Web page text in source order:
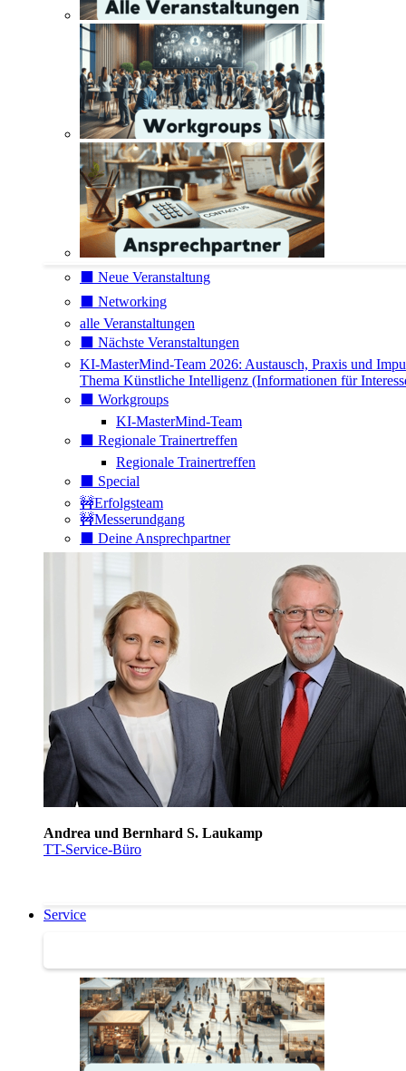
⬛️ Neue Veranstaltung
⬛️ Networking
alle Veranstaltungen
⬛️ Nächste Veranstaltungen
KI-MasterMind-Team 2026: Austausch, Praxis und
Thema Künstliche Intelligenz (Informationen für
⬛️ Workgroups
KI-MasterMind-Team
⬛️ Regionale Trainertreffen
Regionale Trainertreffen
⬛️ Special
🚧Erfolgsteam
🚧Messerundgang
⬛️ Deine Ansprechpartner
Andrea und Bernhard S. Laukamp
TT-Service-Büro
Service